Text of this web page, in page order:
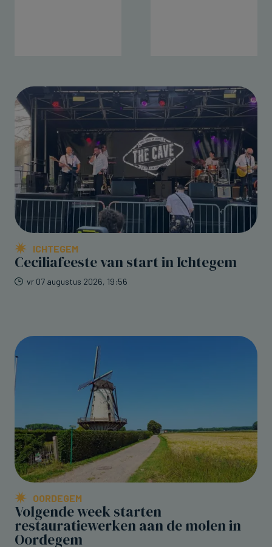
ICHTEGEM
Ceciliafeeste van start in Ichtegem
vr 07 augustus 2026, 19:56
OORDEGEM
Volgende week starten
restauratiewerken aan de molen in
Oordegem